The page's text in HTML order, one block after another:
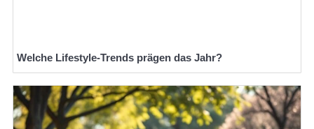
Welche Lifestyle-Trends prägen das Jahr?